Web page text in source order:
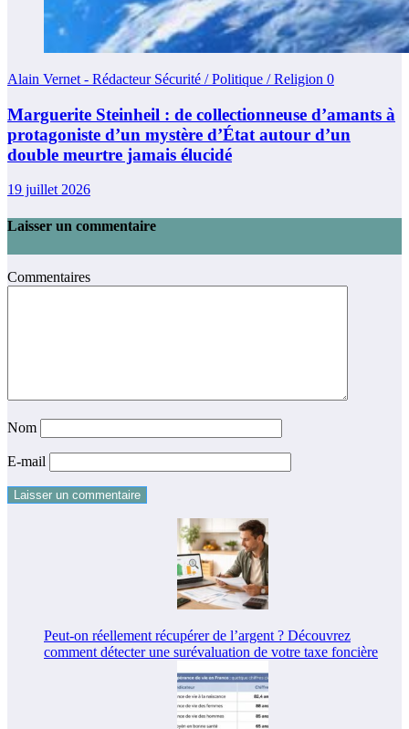
Alain Vernet - Rédacteur Sécurité / Politique / Religion 0
Marguerite Steinheil : de collectionneuse d’amants à
protagoniste d’un mystère d’État autour d’un
double meurtre jamais élucidé
19 juillet 2026
Laisser un commentaire
Commentaires
Nom
E-mail
Peut-on réellement récupérer de l’argent ? Découvrez
comment détecter une surévaluation de votre taxe foncière